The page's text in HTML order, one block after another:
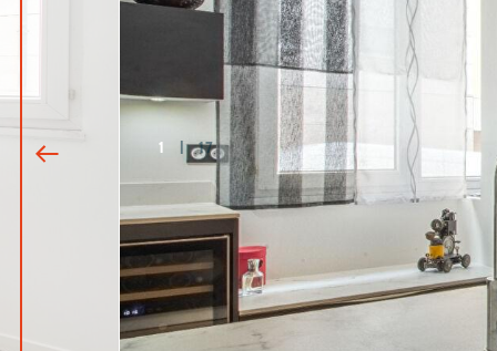
1 17